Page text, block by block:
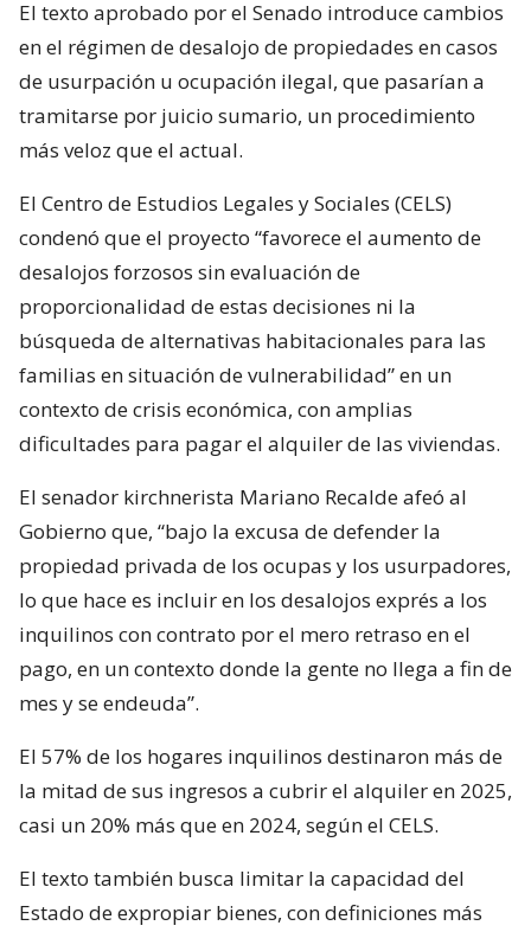
El texto aprobado por el Senado introduce cambios
en el régimen de desalojo de propiedades en casos
de usurpación u ocupación ilegal, que pasarían a
tramitarse por juicio sumario, un procedimiento
más veloz que el actual.
El Centro de Estudios Legales y Sociales (CELS)
condenó que el proyecto “favorece el aumento de
desalojos forzosos sin evaluación de
proporcionalidad de estas decisiones ni la
búsqueda de alternativas habitacionales para las
familias en situación de vulnerabilidad” en un
contexto de crisis económica, con amplias
dificultades para pagar el alquiler de las viviendas.
El senador kirchnerista Mariano Recalde afeó al
Gobierno que, “bajo la excusa de defender la
propiedad privada de los ocupas y los usurpadores,
lo que hace es incluir en los desalojos exprés a los
inquilinos con contrato por el mero retraso en el
pago, en un contexto donde la gente no llega a fin de
mes y se endeuda”.
El 57% de los hogares inquilinos destinaron más de
la mitad de sus ingresos a cubrir el alquiler en 2025,
casi un 20% más que en 2024, según el CELS.
El texto también busca limitar la capacidad del
Estado de expropiar bienes, con definiciones más